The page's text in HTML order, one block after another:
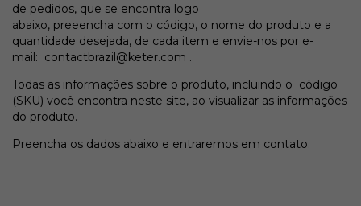
de pedidos, que se encontra logo
abaixo, preeencha com o código, o nome do produto e a
quantidade desejada, de cada item e envie-nos por e-
mail: contactbrazil@keter.com .
Todas as informações sobre o produto, incluindo o código
(SKU) você encontra neste site, ao visualizar as informações
do produto.
Preencha os dados abaixo e entraremos em contato.